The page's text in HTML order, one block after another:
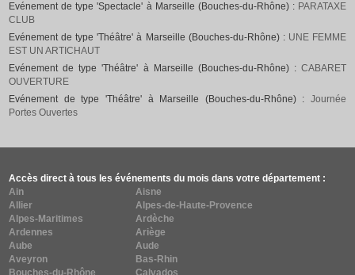
Evénement de type 'Spectacle' à Marseille (Bouches-du-Rhône) : PARATAXE
CLUB
Evénement de type 'Théâtre' à Marseille (Bouches-du-Rhône) : UNE FEMME
EST UN ARTICHAUT
Evénement de type 'Théâtre' à Marseille (Bouches-du-Rhône) : CABARET
OUVERTURE
Evénement de type 'Théâtre' à Marseille (Bouches-du-Rhône) : Journée
Portes Ouvertes
Accès direct à tous les événements du mois dans votre département :
Ain
Aisne
Allier
Alpes-de-Haute-Provence
Alpes-Maritimes
Ardèche
Ardennes
Ariège
Aube
Aude
Aveyron
Bas-Rhin